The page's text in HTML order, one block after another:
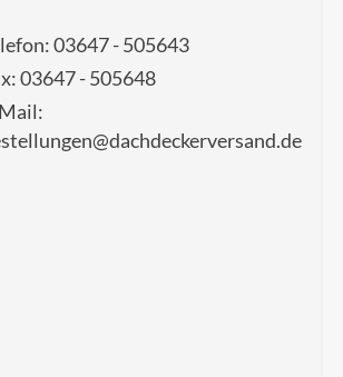
03647 - 505643
03647 - 505648